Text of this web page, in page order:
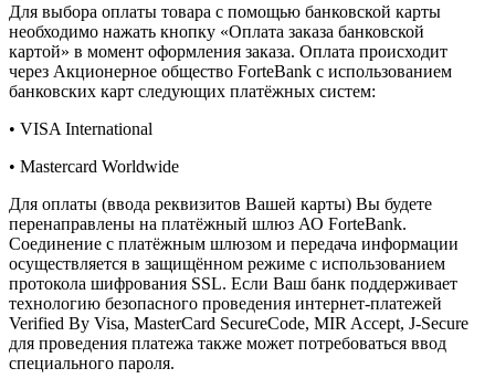
Для выбора оплаты товара с помощью банковской карты
необходимо нажать кнопку «Оплата заказа банковской
картой» в момент оформления заказа. Оплата происходит
через Акционерное общество ForteBank с использованием
банковских карт следующих платёжных систем:
• VISA International
• Mastercard Worldwide
Для оплаты (ввода реквизитов Вашей карты) Вы будете
перенаправлены на платёжный шлюз АО ForteBank.
Соединение с платёжным шлюзом и передача информации
осуществляется в защищённом режиме с использованием
протокола шифрования SSL. Если Ваш банк поддерживает
технологию безопасного проведения интернет-платежей
Verified By Visa, MasterCard SecureCode, MIR Accept, J-Secure
для проведения платежа также может потребоваться ввод
специального пароля.